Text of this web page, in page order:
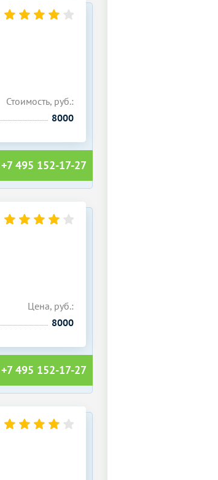
Стоимость, руб.:
8000
+7 495 152-17-27
Цена, руб.:
8000
+7 495 152-17-27